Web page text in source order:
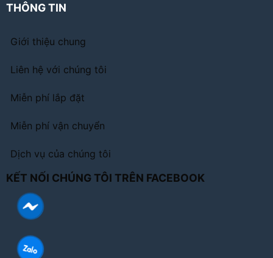
THÔNG TIN
Giới thiệu chung
Liên hệ với chúng tôi
Miễn phí lắp đặt
Miễn phí vận chuyển
Dịch vụ của chúng tôi
KẾT NỐI CHÚNG TÔI TRÊN FACEBOOK